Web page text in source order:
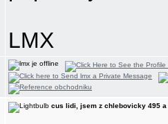
LMX
cus lidi, jsem z chlebovicky 495